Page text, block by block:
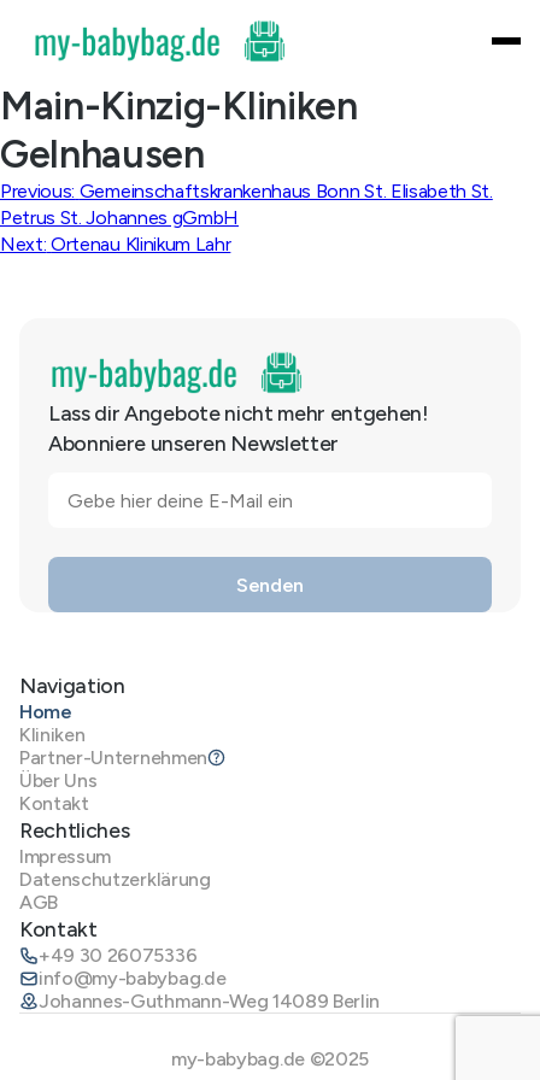
content
Main-Kinzig-Kliniken
Gelnhausen
Beitragsnavigation
Previous: Gemeinschaftskrankenhaus Bonn St. Elisabeth St.
Petrus St. Johannes gGmbH
Next: Ortenau Klinikum Lahr
Lass dir Angebote nicht mehr entgehen!
Abonniere unseren Newsletter
Navigation
Home
Kliniken
Partner-Unternehmen
Über Uns
Kontakt
Rechtliches
Impressum
Datenschutzerklärung
AGB
Kontakt
+49 30 26075336
info@my-babybag.de
Johannes-Guthmann-Weg 14089 Berlin
my-babybag.de ©2025